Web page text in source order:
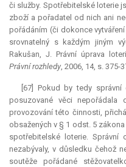
či služby. Spotřebitelské loterie
zboží a pořadatel od nich ani
pořádáním (či dokonce
srovnatelný s každým jiným
Rakušan, J. Právní úprava
Právní rozhledy, 2006, 14, s. 375-
[67] Pokud by tedy
posuzované věci
provozování této činnosti,
obsažených v § 1 odst. 5
spotřebitelské loterie.
nezabývaly, v důsledku čehož
soutěže pořádané